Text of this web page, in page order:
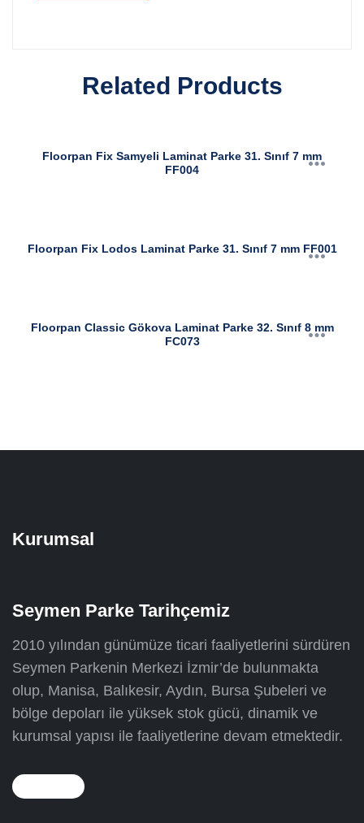
Related Products
Floorpan Fix Samyeli Laminat Parke 31. Sınıf 7 mm
FF004
Floorpan Fix Lodos Laminat Parke 31. Sınıf 7 mm FF001
Floorpan Classic Gökova Laminat Parke 32. Sınıf 8 mm
FC073
Kurumsal
Seymen Parke Tarihçemiz
2010 yılından günümüze ticari faaliyetlerini sürdüren
Seymen Parkenin Merkezi İzmir’de bulunmakta
olup, Manisa, Balıkesir, Aydın, Bursa Şubeleri ve
bölge depoları ile yüksek stok gücü, dinamik ve
kurumsal yapısı ile faaliyetlerine devam etmektedir.